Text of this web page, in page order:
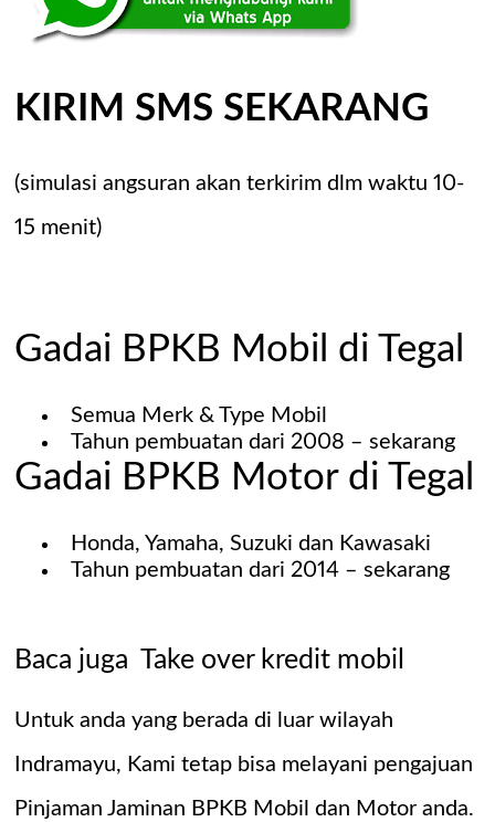
KIRIM SMS SEKARANG
(simulasi angsuran akan terkirim dlm waktu 10-
15 menit)
Gadai BPKB Mobil di Tegal
Semua Merk & Type Mobil
Tahun pembuatan dari 2008 – sekarang
Gadai BPKB Motor di Tegal
Honda, Yamaha, Suzuki dan Kawasaki
Tahun pembuatan dari 2014 – sekarang
Baca juga Take over kredit mobil
Untuk anda yang berada di luar wilayah
Indramayu, Kami tetap bisa melayani pengajuan
Pinjaman Jaminan BPKB Mobil dan Motor anda.